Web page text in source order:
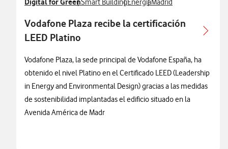
Smart BuildingEnergíaMadrid
Vodafone Plaza recibe la certificación
LEED Platino
Vodafone Plaza, la sede principal de Vodafone España, ha
obtenido el nivel Platino en el Certificado LEED (Leadership
in Energy and Environmental Design) gracias a las medidas
de sostenibilidad implantadas el edificio situado en la
Avenida América de Madr